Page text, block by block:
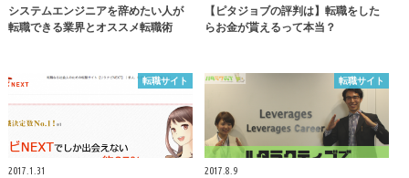
システムエンジニアを辞めたい人が
転職できる業界とオススメ転職術
【ピタジョブの評判は】転職をした
らお金が貰えるって本当？
転職サイト
2017.1.31
転職サイト
2017.8.9